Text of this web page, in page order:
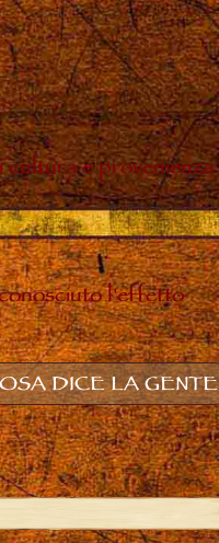
cultura e provenienza
l'effetto
DICE LA GENTE